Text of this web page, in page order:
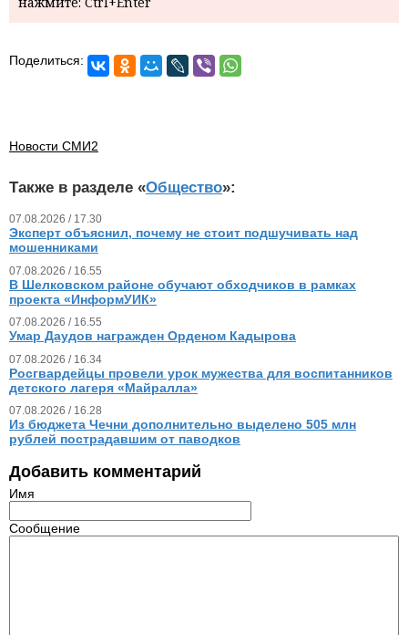
Поделиться:
Новости СМИ2
Также в разделе «Общество»:
07.08.2026 / 17.30
Эксперт объяснил, почему не стоит подшучивать над
мошенниками
07.08.2026 / 16.55
В Шелковском районе обучают обходчиков в рамках
проекта «ИнформУИК»
07.08.2026 / 16.55
Умар Даудов награжден Орденом Кадырова
07.08.2026 / 16.34
Росгвардейцы провели урок мужества для воспитанников
детского лагеря «Майралла»
07.08.2026 / 16.28
Из бюджета Чечни дополнительно выделено 505 млн
рублей пострадавшим от паводков
Добавить комментарий
Имя
Сообщение